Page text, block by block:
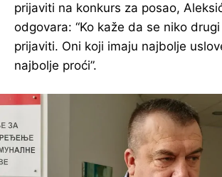
prijaviti na konkurs za posao,
odgovara: “Ko kaže da se niko
prijaviti. Oni koji imaju najbolje
najbolje proći”.